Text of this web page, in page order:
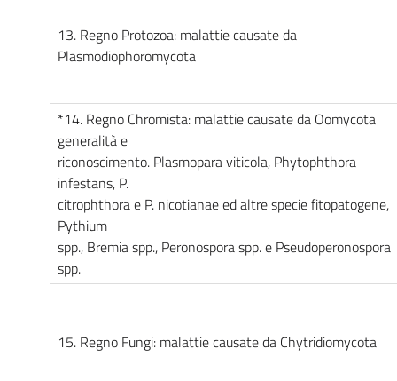
13. Regno Protozoa: malattie causate da
Plasmodiophoromycota
*14. Regno Chromista: malattie causate da Oomycota
generalità e
riconoscimento. Plasmopara viticola, Phytophthora
infestans, P.
citrophthora e P. nicotianae ed altre specie fitopatogene,
Pythium
spp., Bremia spp., Peronospora spp. e Pseudoperonospora
spp.
15. Regno Fungi: malattie causate da Chytridiomycota